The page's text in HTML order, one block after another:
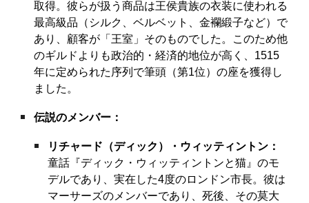
取得。彼らが扱う商品は王侯貴族の衣装に使われる
最高級品（シルク、ベルベット、金襴緞子など）で
あり、顧客が「王室」そのものでした。このため他
のギルドよりも政治的・経済的地位が高く、1515
年に定められた序列で筆頭（第1位）の座を獲得し
ました。
伝説のメンバー：
リチャード（ディック）・ウィッティントン：
童話『ディック・ウィッティントンと猫』のモ
デルであり、実在した4度のロンドン市長。彼は
マーサーズのメンバーであり、死後、その莫大